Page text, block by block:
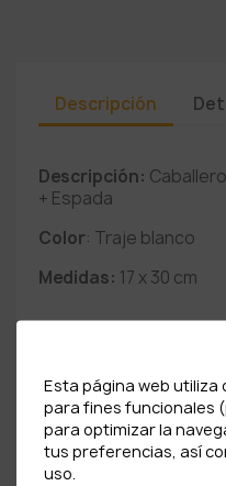
Descripción
Descripción:
+ Espada
Color: Traje blanco
Medidas: 17 x 30 cm
Esta página web utiliza
para fines funcionales
para optimizar la
tus preferencias, así
uso.